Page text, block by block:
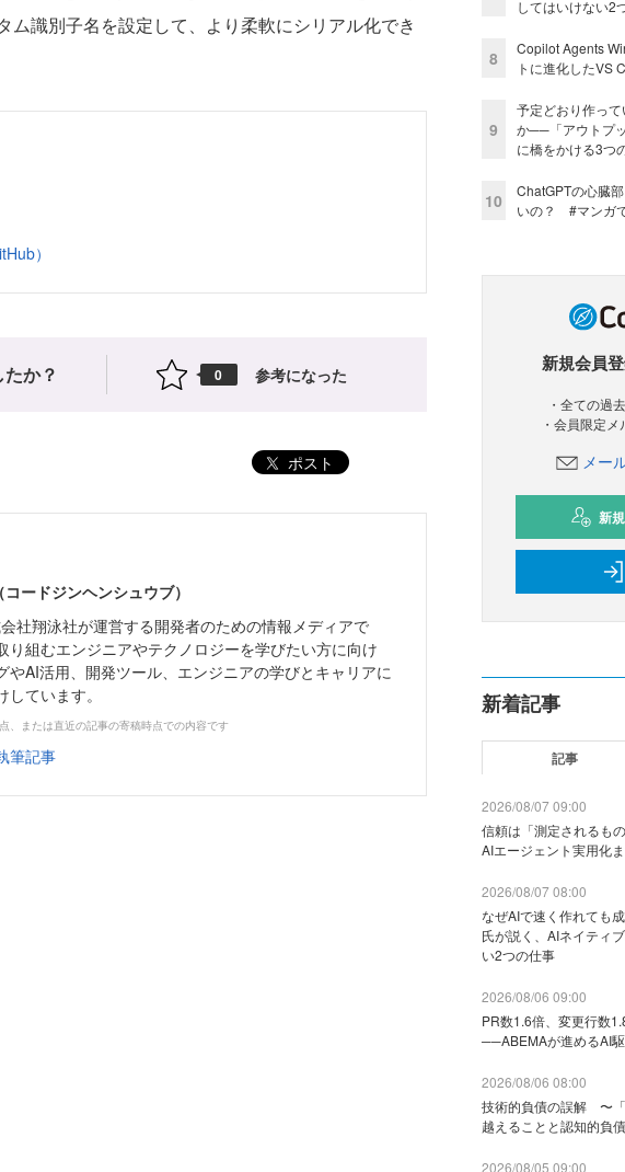
ム識別子名を設定して、より柔軟にシリアル化でき
）
か？ 0 参考になった
ポスト
ードジンヘンシュウブ）
社翔泳社が運営する開発者のための情報メディアで
り組むエンジニアやテクノロジーを学びたい方に向け
やAI活用、開発ツール、エンジニアの学びとキャリアに
ています。
、または直近の記事の寄稿時点での内容です
筆記事
してはいけない2
8
Copilot Agents
トに進化したVS
9
予定どおり作っ
か──「アウトプ
に橋をかける3つ
10
ChatGPTの心臓
いの？ #マンガ
新規会員
・全ての過
・会員限定
メー
新
新着記事
記事
2026/08/07 09:00
信頼は「測定されるも
AIエージェント実用化
2026/08/07 08:00
なぜAIで速く作れても
氏が説く、AIネイティ
い2つの仕事
2026/08/06 09:00
PR数1.6倍、変更行数
──ABEMAが進めるAI
2026/08/06 08:00
技術的負債の誤解 〜
越えることと認知的負
2026/08/05 09:00